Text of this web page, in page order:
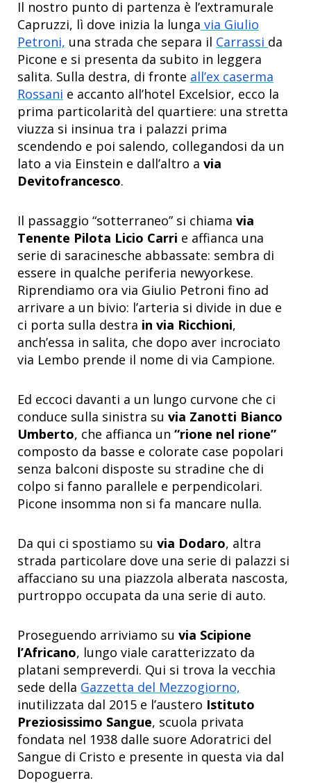
Il nostro punto di partenza è l’extramurale
Capruzzi, lì dove inizia la lunga via Giulio
Petroni, una strada che separa il Carrassi da
Picone e si presenta da subito in leggera
salita. Sulla destra, di fronte all’ex caserma
Rossani e accanto all’hotel Excelsior, ecco la
prima particolarità del quartiere: una stretta
viuzza si insinua tra i palazzi prima
scendendo e poi salendo, collegandosi da un
lato a via Einstein e dall’altro a via
Devitofrancesco.
Il passaggio “sotterraneo” si chiama via
Tenente Pilota Licio Carri e affianca una
serie di saracinesche abbassate: sembra di
essere in qualche periferia newyorkese.
Riprendiamo ora via Giulio Petroni fino ad
arrivare a un bivio: l’arteria si divide in due e
ci porta sulla destra in via Ricchioni,
anch’essa in salita, che dopo aver incrociato
via Lembo prende il nome di via Campione.
Ed eccoci davanti a un lungo curvone che ci
conduce sulla sinistra su via Zanotti Bianco
Umberto, che affianca un “rione nel rione”
composto da basse e colorate case popolari
senza balconi disposte su stradine che di
colpo si fanno parallele e perpendicolari.
Picone insomma non si fa mancare nulla.
Da qui ci spostiamo su via Dodaro, altra
strada particolare dove una serie di palazzi si
affacciano su una piazzola alberata nascosta,
purtroppo occupata da una serie di auto.
Proseguendo arriviamo su via Scipione
l’Africano, lungo viale caratterizzato da
platani sempreverdi. Qui si trova la vecchia
sede della Gazzetta del Mezzogiorno,
inutilizzata dal 2015 e l’austero Istituto
Preziosissimo Sangue, scuola privata
fondata nel 1938 dalle suore Adoratrici del
Sangue di Cristo e presente in questa via dal
Dopoguerra.